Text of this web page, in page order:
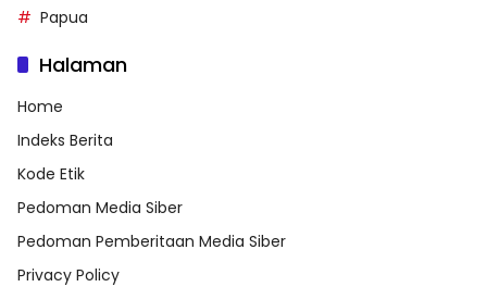
Papua
Halaman
Home
Indeks Berita
Kode Etik
Pedoman Media Siber
Pedoman Pemberitaan Media Siber
Privacy Policy